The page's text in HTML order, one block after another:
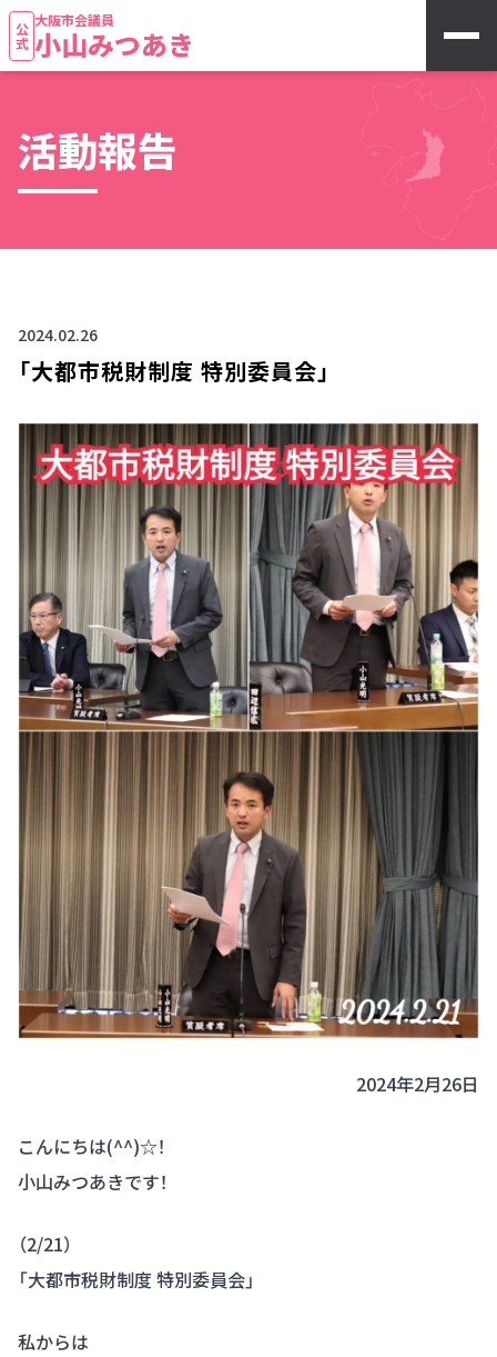
公式
大阪市会議員
小山みつあき
活動報告
2024.02.26
「大都市税財制度 特別委員会」
2024年2月26日
こんにちは(^^)☆！
小山みつあきです！
（2/21）
「大都市税財制度 特別委員会」
私からは